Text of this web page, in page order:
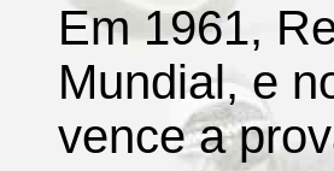
Em 1961,
Mundial, e
vence a